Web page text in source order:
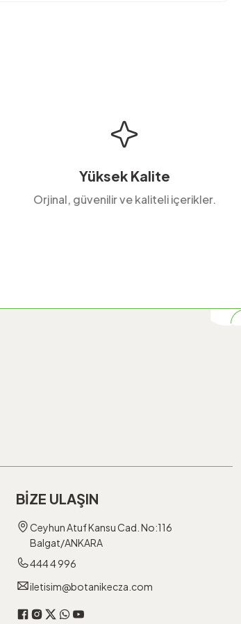
Yüksek Kalite
Orjinal, güvenilir ve kaliteli içerikler.
BİZE ULAŞIN
Ceyhun Atuf Kansu Cad. No:116
Balgat/ANKARA
444 4 996
iletisim@botanikecza.com